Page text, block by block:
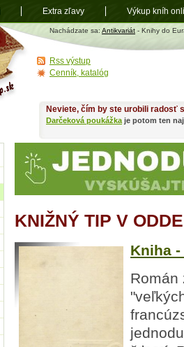
Antikvariát
shop.sk
Nachádzate sa: Antikvariát - Knihy do
KNIŽNÝ TIP V
Kniha
Román
Neviete, čím by ste urobili radosť
Darčeková poukážka je potom ten
Rss výstup
Cenník, katalóg
Extra zľavy Výkup kníh